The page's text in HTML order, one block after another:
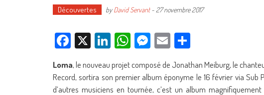
Découvertes byDavid Servant- 27 novembre 2017
Facebook
X LinkedIn
WhatsApp
Messenger
Email
Loma, le nouveau projet composé de Jonathan Meiburg, le
Record, sortira son premier album éponyme le 16 février via Sub
d’autres musiciens en tournée, c’est un album